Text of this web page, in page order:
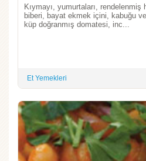
Kıymayı, yumurtaları, rendelenmiş
biberi, bayat ekmek içini, kabuğu
küp doğranmış domatesi, inc...
Et Yemekleri